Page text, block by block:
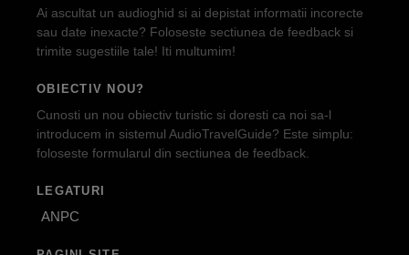
Ai ascultat un audioghid si ai depistat informatii incorecte
sau date inexacte? Foloseste sectiunea de feedback si
trimite sugestiile tale! Iti multumim!
OBIECTIV NOU?
Cunosti un nou obiectiv turistic si doresti ca noi sa-l
introducem in sistemul AudioTravelGuide? Este simplu:
foloseste formularul din sectiunea de feedback.
LEGATURI
ANPC